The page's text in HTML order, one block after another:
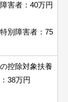
害者：40万円
別障害者：75
控除対象扶養
38万円